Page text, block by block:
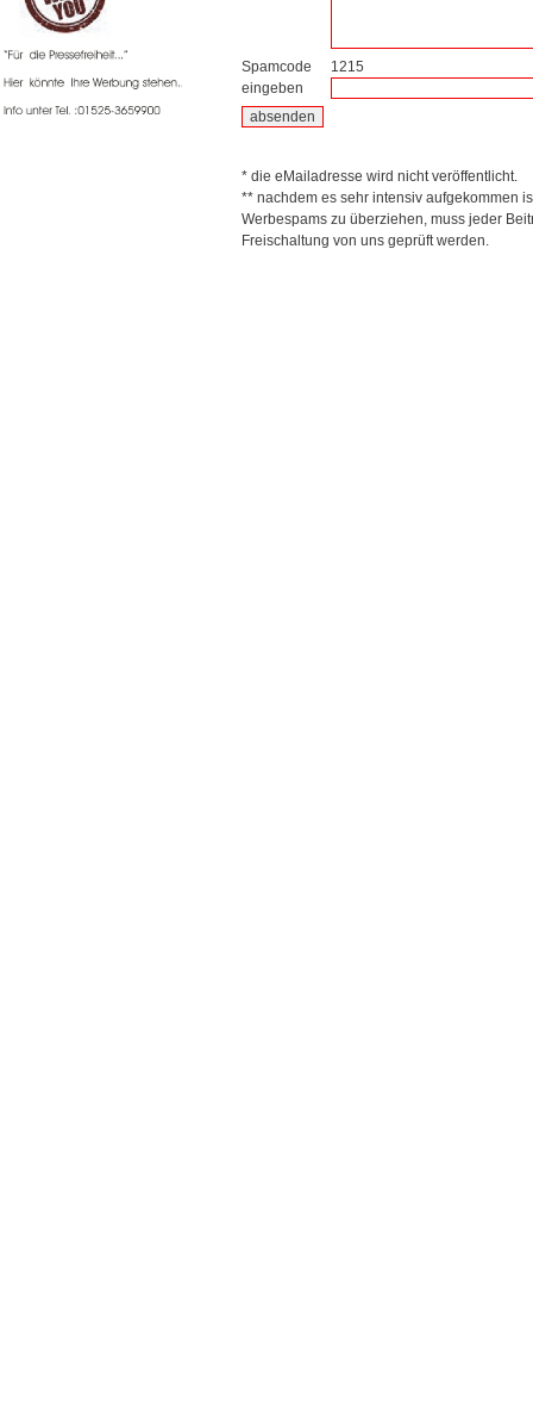
Spamcode
eingeben
1215
* die eMailadresse wird nicht veröffentlicht.
** nachdem es sehr intensiv aufgekommen
Werbespams zu überziehen, muss jeder
Freischaltung von uns geprüft werden.